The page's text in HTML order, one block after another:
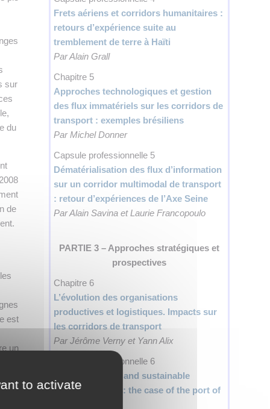
sur
du
de
est
un
Frets aériens et corridors humanitaires :
retours d’expérience suite au
tremblement de terre à Haïti
Par Alain Grall
Chapitre 5
Approches technologiques et gestion
des flux immatériels sur les corridors de
transport : exemples brésiliens
Par Michel Donner
Capsule professionnelle 5
Dématérialisation des flux d’information
sur un corridor multimodal de transport
: retour d’expériences de l’Axe Seine
Par Alain Savina et Laurie Francopoulo
PARTIE 3 – Approches stratégiques et
prospectives
Chapitre 6
L’évolution des organisations
productives et logistiques. Impacts sur
les corridors de transport
Par Jérôme Verny et Yann Alix
Capsule professionnelle 6
Toward efficient and sustainable
transport chains: the case of the port of
to activate